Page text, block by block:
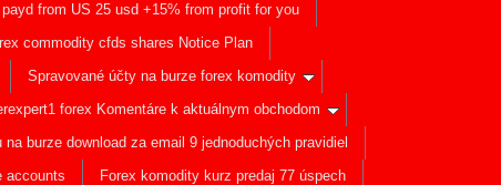
from US 25 usd +15% from profit for you
commodity cfds shares Notice Plan
Spravované účty na burze forex komodity
forex Komentáre k aktuálnym obchodom
burze download za email 9 jednoduchých pravidiel
accounts
Forex komodity kurz predaj 77 úspech